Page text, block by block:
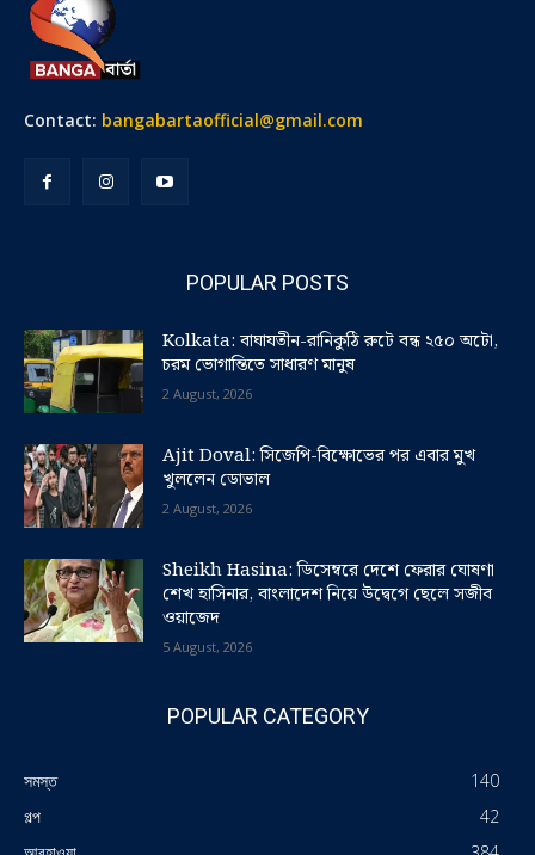
Contact: bangabartaofficial@gmail.com
POPULAR POSTS
Kolkata: বাঘাযতীন-রানিকুঠি রুটে বন্ধ ২৫০ অটো,
চরম ভোগান্তিতে সাধারণ মানুষ
2 August, 2026
Ajit Doval: সিজেপি-বিক্ষোভের পর এবার মুখ
খুললেন ডোভাল
2 August, 2026
Sheikh Hasina: ডিসেম্বরে দেশে ফেরার ঘোষণা
শেখ হাসিনার, বাংলাদেশ নিয়ে উদ্বেগে ছেলে সজীব
ওয়াজেদ
5 August, 2026
POPULAR CATEGORY
সমস্ত
140
গল্প
42